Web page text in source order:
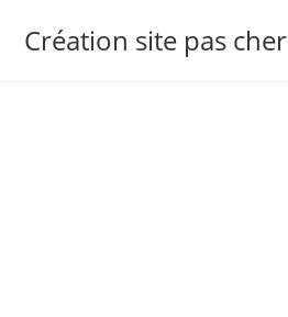
Création site pas cher